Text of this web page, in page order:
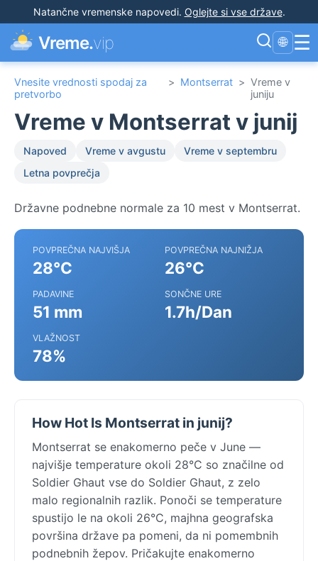
Natančne vremenske napovedi. Oglejte si vse države.
Vreme.vip 🌐 ☰
Vnesite vrednosti spodaj za
pretvorbo
> Montserrat > Vreme v
juniju
Vreme v Montserrat v junij
Napoved Vreme v avgustu
Vreme v septembru
Letna povprečja
Državne podnebne normale za 10 mest v Montserrat.
POVPREČNA NAJVIŠJA
28°C
POVPREČNA NAJNIŽJA
26°C
PADAVINE
51 mm
SONČNE URE
1.7h/Dan
VLAŽNOST
78%
How Hot Is Montserrat in junij?
Montserrat se enakomerno peče v June —
najvišje temperature okoli 28°C so značilne od
Soldier Ghaut vse do Soldier Ghaut, z zelo
malo regionalnih razlik. Ponoči se temperature
spustijo le na okoli 26°C, majhna geografska
površina države pa pomeni, da ni pomembnih
podnebnih žepov. Pričakujte enakomerno